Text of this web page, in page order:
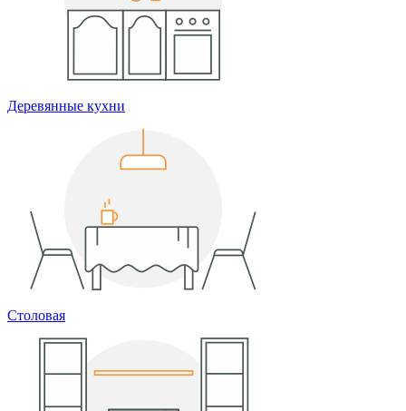
Деревянные кухни
Столовая